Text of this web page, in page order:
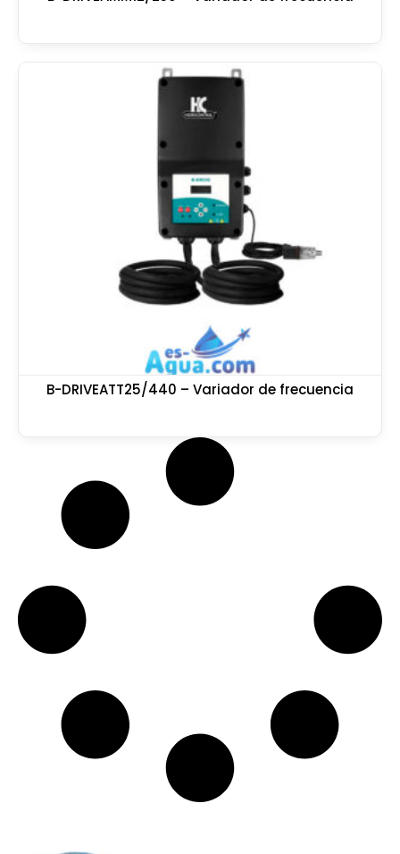
B-DRIVEATT25/440 – Variador de frecuencia